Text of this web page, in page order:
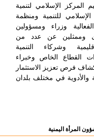
الإسلامي لتنمية
للتنمية ومنظمة
وزراء ومسؤولين
وممثلين عن عدد من
وشركاء التنمية
القطاع الخاص وخبراء
فرص تعزيز الاستثمار
في مختلف بلدان
اليمنية